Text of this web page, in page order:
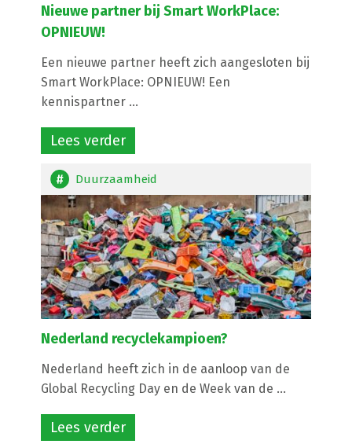
Nieuwe partner bij Smart WorkPlace:
OPNIEUW!
Een nieuwe partner heeft zich aangesloten bij
Smart WorkPlace: OPNIEUW! Een
kennispartner ...
Lees verder
Duurzaamheid
Nederland recyclekampioen?
Nederland heeft zich in de aanloop van de
Global Recycling Day en de Week van de ...
Lees verder